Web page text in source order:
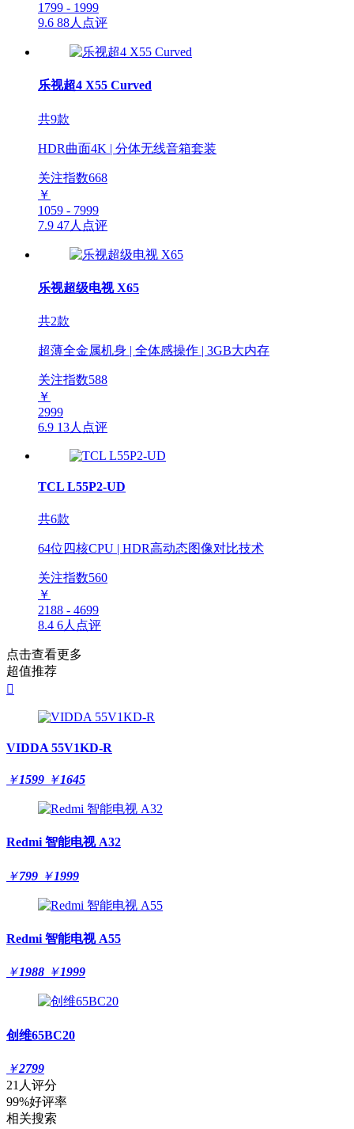
1799 - 1999
9.6 88人点评
乐视超4 X55 Curved
共9款
HDR曲面4K | 分体无线音箱套装
关注指数668
￥
1059 - 7999
7.9 47人点评
乐视超级电视 X65
共2款
超薄全金属机身 | 全体感操作 | 3GB大内存
关注指数588
￥
2999
6.9 13人点评
TCL L55P2-UD
共6款
64位四核CPU | HDR高动态图像对比技术
关注指数560
￥
2188 - 4699
8.4 6人点评
点击查看更多
超值推荐

VIDDA 55V1KD-R
￥1599 ￥1645
Redmi 智能电视 A32
￥799 ￥1999
Redmi 智能电视 A55
￥1988 ￥1999
创维65BC20
￥2799
21人评分
99%好评率
相关搜索